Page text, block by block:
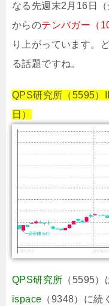
なる先週末2月16日
からのテンバガー（
り上がっています。
る話題ですね。
QPS研究所（5595）
日）
QPS研究所 （5595
ispace （9348）に続